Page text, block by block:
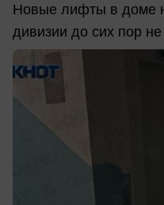
Новые лифты в доме
дивизии до сих пор не